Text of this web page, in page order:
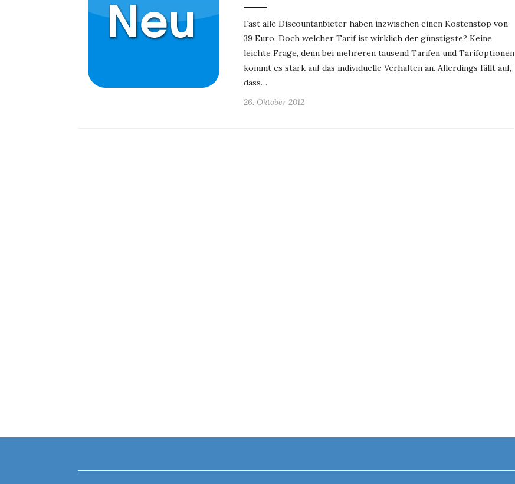
Fast alle Discountanbieter haben inzwischen einen Kostenstop von
39 Euro. Doch welcher Tarif ist wirklich der günstigste? Keine
leichte Frage, denn bei mehreren tausend Tarifen und Tarifoptionen
kommt es stark auf das individuelle Verhalten an. Allerdings fällt auf,
dass…
26. Oktober 2012